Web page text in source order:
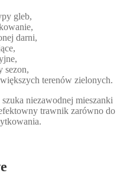
gleb,
darni,
sezon,
terenów zielonych.
niezawodnej mieszanki
trawnik zarówno do